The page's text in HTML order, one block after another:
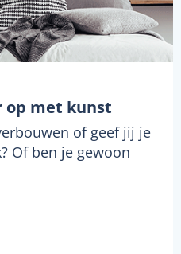
op met kunst
of geef jij je
Of ben je gewoon